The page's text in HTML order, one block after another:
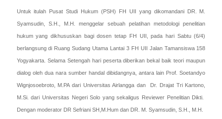
Untuk itulah Pusat Studi Hukum (PSH) FH UII yang dikomandani DR. M.
Syamsudin, S.H., M.H. menggelar sebuah pelatihan metodologi penelitian
hukum yang dikhususkan bagi dosen tetap FH UII, pada hari Sabtu (6/4)
berlangsung di Ruang Sudang Utama Lantai 3 FH UII Jalan Tamansiswa 158
Yogyakarta. Selama Setengah hari peserta diberikan bekal baik teori maupun
dialog oleh dua nara sumber handal dibidangnya, antara lain Prof. Soetandyo
Wignjosoebroto, M.PA dari Universitas Airlangga dan Dr. Drajat Tri Kartono,
M.Si. dari Universitas Negeri Solo yang sekaligus Reviewer Penelitian Dikti.
Dengan moderator DR Sefriani SH,M.Hum dan DR. M. Syamsudin, S.H., M.H.